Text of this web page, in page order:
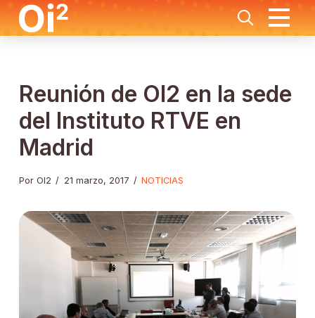
Reunión de OI2 en la sede
del Instituto RTVE en
Madrid
Por OI2 / 21 marzo, 2017 / NOTICIAS